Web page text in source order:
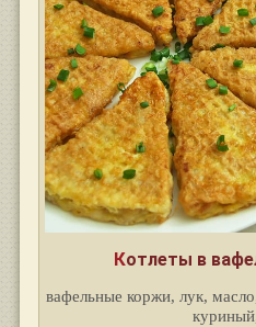
Котлеты в
вафельные коржи, лук,